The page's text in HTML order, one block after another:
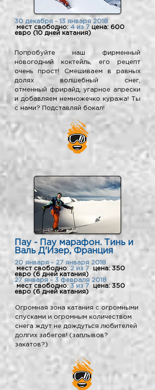
30 декабря - 13 января 2018
мест свободно: 4 из 7 цена: 600
евро (10 дней катания)
Попробуйте наш фирменный
новогодний коктейль, его рецепт
очень прост! Смешиваем в равных
долях волшебный снег,
отменный фрирайд, угарное апрески
и добавляем немножечко куража! Ты
с нами? Подставляй бокал!
Пау - Пау марафон. Тинь и
Валь Д'Изер, Франция
20 января - 27 января 2018
мест свободно: 2 из 7
цена: 350
евро (6 дней катания)
27 января - 3 февраля 2018
мест свободно: 3 из 7
цена: 350
евро (6 дней катания)
Огромная зона катания с огромными
спусками и огромным количеством
снега ждут не дождуться любителей
долгих забегов! (заплывов?
закатов?)